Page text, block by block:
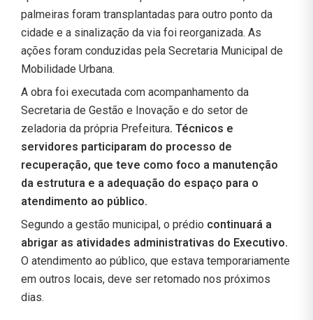
palmeiras foram transplantadas para outro ponto da
cidade e a sinalização da via foi reorganizada. As
ações foram conduzidas pela Secretaria Municipal de
Mobilidade Urbana.
A obra foi executada com acompanhamento da
Secretaria de Gestão e Inovação e do setor de
zeladoria da própria Prefeitura. Técnicos e
servidores participaram do processo de
recuperação, que teve como foco a manutenção
da estrutura e a adequação do espaço para o
atendimento ao público.
Segundo a gestão municipal, o prédio continuará a
abrigar as atividades administrativas do Executivo.
O atendimento ao público, que estava temporariamente
em outros locais, deve ser retomado nos próximos
dias.